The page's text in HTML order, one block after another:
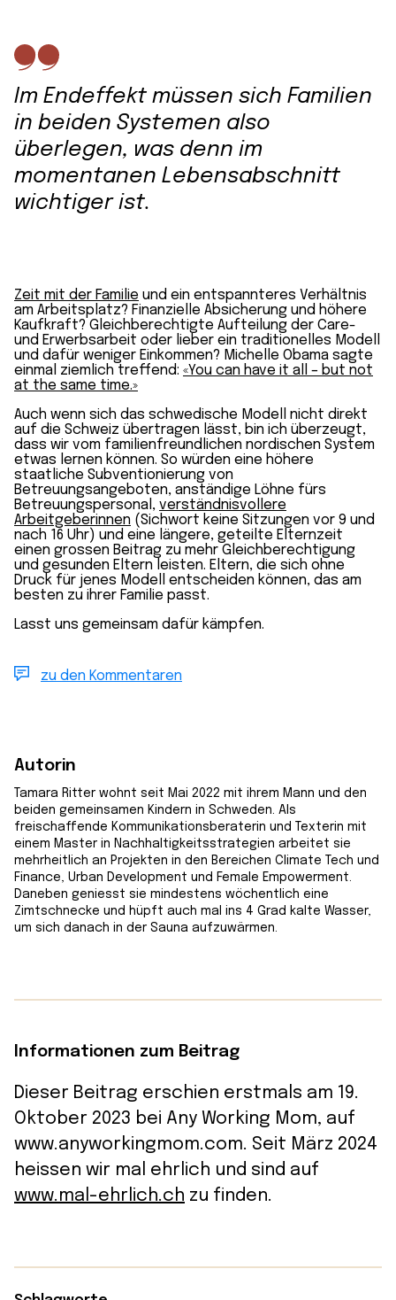
Im Endeffekt müssen sich Familien
in beiden Systemen also
überlegen, was denn im
momentanen Lebensabschnitt
wichtiger ist.
Zeit mit der Familie und ein entspannteres Verhältnis
am Arbeitsplatz? Finanzielle Absicherung und höhere
Kaufkraft? Gleichberechtigte Aufteilung der Care-
und Erwerbsarbeit oder lieber ein traditionelles Modell
und dafür weniger Einkommen? Michelle Obama sagte
einmal ziemlich treffend: «You can have it all – but not
at the same time.»
Auch wenn sich das schwedische Modell nicht direkt
auf die Schweiz übertragen lässt, bin ich überzeugt,
dass wir vom familienfreundlichen nordischen System
etwas lernen können. So würden eine höhere
staatliche Subventionierung von
Betreuungsangeboten, anständige Löhne fürs
Betreuungspersonal, verständnisvollere
Arbeitgeberinnen (Sichwort keine Sitzungen vor 9 und
nach 16 Uhr) und eine längere, geteilte Elternzeit
einen grossen Beitrag zu mehr Gleichberechtigung
und gesunden Eltern leisten. Eltern, die sich ohne
Druck für jenes Modell entscheiden können, das am
besten zu ihrer Familie passt.
Lasst uns gemeinsam dafür kämpfen.
zu den Kommentaren
Autorin
Tamara Ritter wohnt seit Mai 2022 mit ihrem Mann und den
beiden gemeinsamen Kindern in Schweden. Als
freischaffende Kommunikationsberaterin und Texterin mit
einem Master in Nachhaltigkeitsstrategien arbeitet sie
mehrheitlich an Projekten in den Bereichen Climate Tech und
Finance, Urban Development und Female Empowerment.
Daneben geniesst sie mindestens wöchentlich eine
Zimtschnecke und hüpft auch mal ins 4 Grad kalte Wasser,
um sich danach in der Sauna aufzuwärmen.
Informationen zum Beitrag
Dieser Beitrag erschien erstmals am 19.
Oktober 2023 bei Any Working Mom, auf
www.anyworkingmom.com. Seit März 2024
heissen wir mal ehrlich und sind auf
www.mal-ehrlich.ch zu finden.